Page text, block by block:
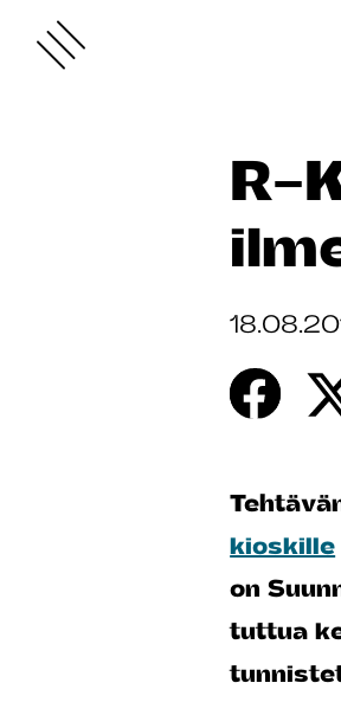
R-
kioskille
on
tuttua